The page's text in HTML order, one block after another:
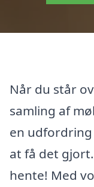
Når du står
samling af
en
at få det
hente! Med